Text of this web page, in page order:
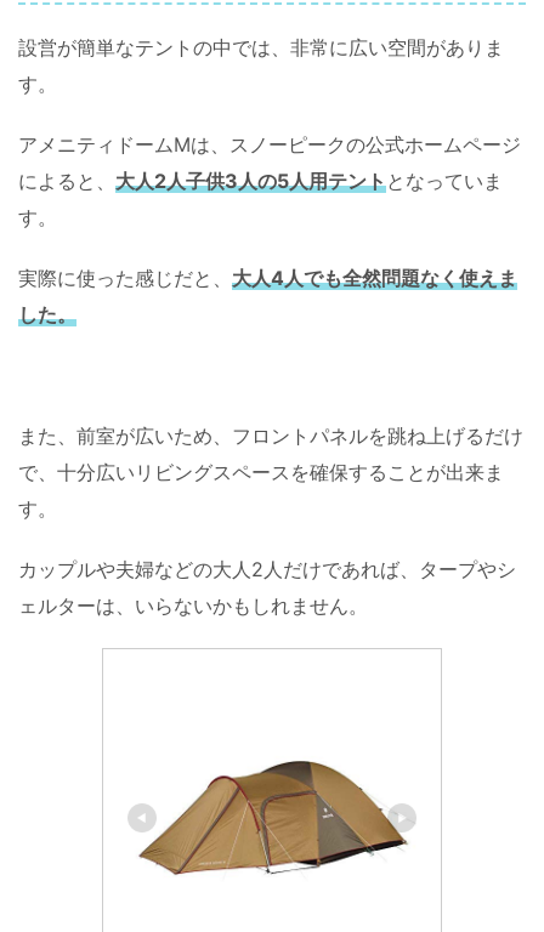
設営が簡単なテントの中では、非常に広い空間がありま
す。
アメニティドームMは、スノーピークの公式ホームページ
によると、 大人2人子供3人の5人用テントとなっていま
す。
実際に使った感じだと、 大人4人でも全然問題なく使えま
した。
また、前室が広いため、フロントパネルを跳ね上げるだけ
で、十分広いリビングスペースを確保することが出来ま
す。
カップルや夫婦などの大人2人だけであれば、タープやシ
ェルターは、いらないかもしれません。